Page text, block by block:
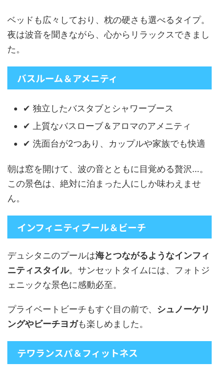
ベッドも広々しており、枕の硬さも選べるタイプ。
夜は波音を聞きながら、心からリラックスできまし
た。
バスルーム＆アメニティ
✔ 独立したバスタブとシャワーブース
✔ 上質なバスローブ＆アロマのアメニティ
✔ 洗面台が2つあり、カップルや家族でも快適
朝は窓を開けて、波の音とともに目覚める贅沢…。
この景色は、絶対に泊まった人にしか味わえませ
ん。
インフィニティプール＆ビーチ
デュシタニのプールは海とつながるようなインフィ
ニティスタイル。サンセットタイムには、フォトジ
ェニックな景色に感動必至。
プライベートビーチもすぐ目の前で、 シュノーケリ
ングやビーチヨガも楽しめました。
テワランスパ＆フィットネス